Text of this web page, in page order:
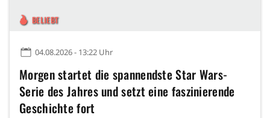
BELIEBT
04.08.2026 - 13:22 Uhr
Morgen startet die spannendste Star Wars-
Serie des Jahres und setzt eine faszinierende
Geschichte fort